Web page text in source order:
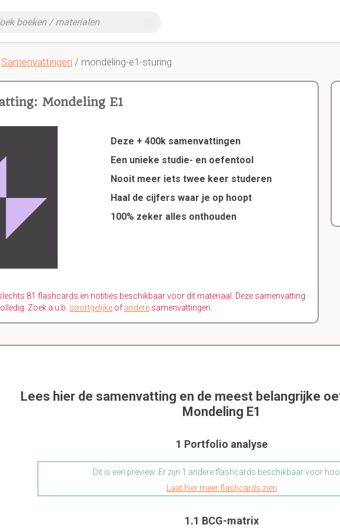
Samenvattingen / mondeling-e1-sturing
Mondeling E1
Deze + 400k samenvattingen
Een unieke studie- en oefentool
Nooit meer iets twee keer studeren
Haal de cijfers waar je op hoopt
100% zeker alles onthouden
slechts 81 flashcards en notities beschikbaar voor dit materiaal. Deze samenvatting
Zoek a.u.b. soortgelijke of andere samenvattingen.
Lees hier de samenvatting en de meest belangrijke
Mondeling E1
1 Portfolio analyse
Dit is een preview. Er zijn 1 andere flashcards beschikbaar voor
Laat hier meer flashcards zien
1.1 BCG-matrix